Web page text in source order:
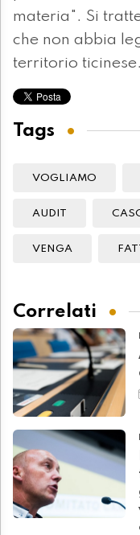
materia". Si
che non abbia
territorio ticinese.
Tags
VOGLIAMO
AUDIT
VENGA
Correlati